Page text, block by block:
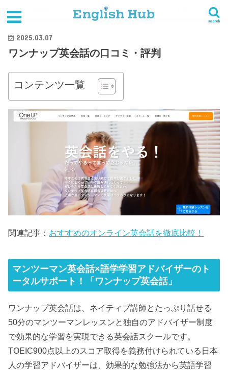
search
英会話スクールの一覧・まとめ ワンナップ英会話の口コミ・評判
2025.03.07
ワンナップ英会話の口コミ・評判
コンテンツ一覧
関連記事： おすすめのオンライン英会話を徹底比較！
マンツーマン英会話×語学学習アドバイザーのト
ータルサポート！「ワンナップ英会話」
ワンナップ英会話は、ネイティブ講師とたっぷり話せる
50分のマンツーマンレッスンと独自のアドバイザー制度
で効果的な学習を実現できる英会話スクールです。
TOEIC900点以上のスコア取得を義務付けられている日本
人の学習アドバイザーは、効果的な勉強法から英語学習